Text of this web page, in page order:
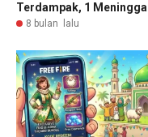
Terdampak, 1 Meninggal
8 bulan lalu